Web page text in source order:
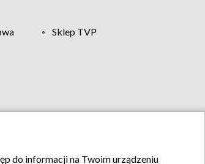
Sklep TVP
do informacji na Twoim urządzeniu